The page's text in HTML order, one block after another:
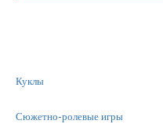
Куклы
Сюжетно-ролевые игры